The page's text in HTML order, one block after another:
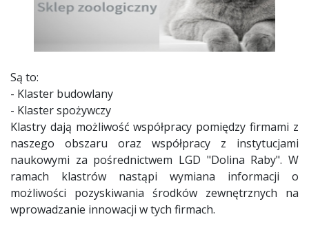
Są to:
- Klaster budowlany
- Klaster spożywczy
Klastry dają możliwość współpracy pomiędzy firmami z
naszego obszaru oraz współpracy z instytucjami
naukowymi za pośrednictwem LGD "Dolina Raby". W
ramach klastrów nastąpi wymiana informacji o
możliwości pozyskiwania środków zewnętrznych na
wprowadzanie innowacji w tych firmach.